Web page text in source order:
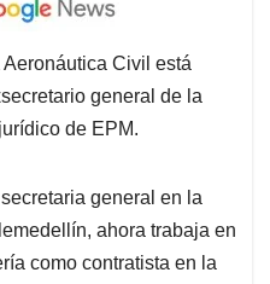
Civil está
general de la
de EPM.
general en la
ahora trabaja en
como contratista en la